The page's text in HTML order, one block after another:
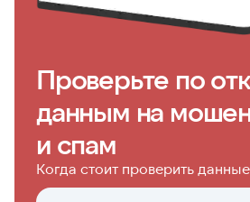
Проверьте по
данным на
и спам
Когда стоит проверить